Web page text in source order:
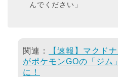
んでください」
関連：
【速報】マクド
がポケモンGOの「ジム
に！